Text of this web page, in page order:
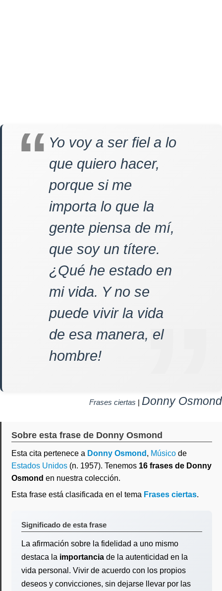
Yo voy a ser fiel a lo
que quiero hacer,
porque si me
importa lo que la
gente piensa de mí,
que soy un títere.
¿Qué he estado en
mi vida. Y no se
puede vivir la vida
de esa manera, el
hombre!
Frases ciertas | Donny Osmond
Sobre esta frase de Donny Osmond
Esta cita pertenece a Donny Osmond , Músico de
Estados Unidos (n. 1957). Tenemos 16 frases de Donny
Osmond en nuestra colección.
Esta frase está clasificada en el tema Frases ciertas.
Significado de esta frase
La afirmación sobre la fidelidad a uno mismo
destaca la importancia de la autenticidad en la
vida personal. Vivir de acuerdo con los propios
deseos y convicciones, sin dejarse llevar por las